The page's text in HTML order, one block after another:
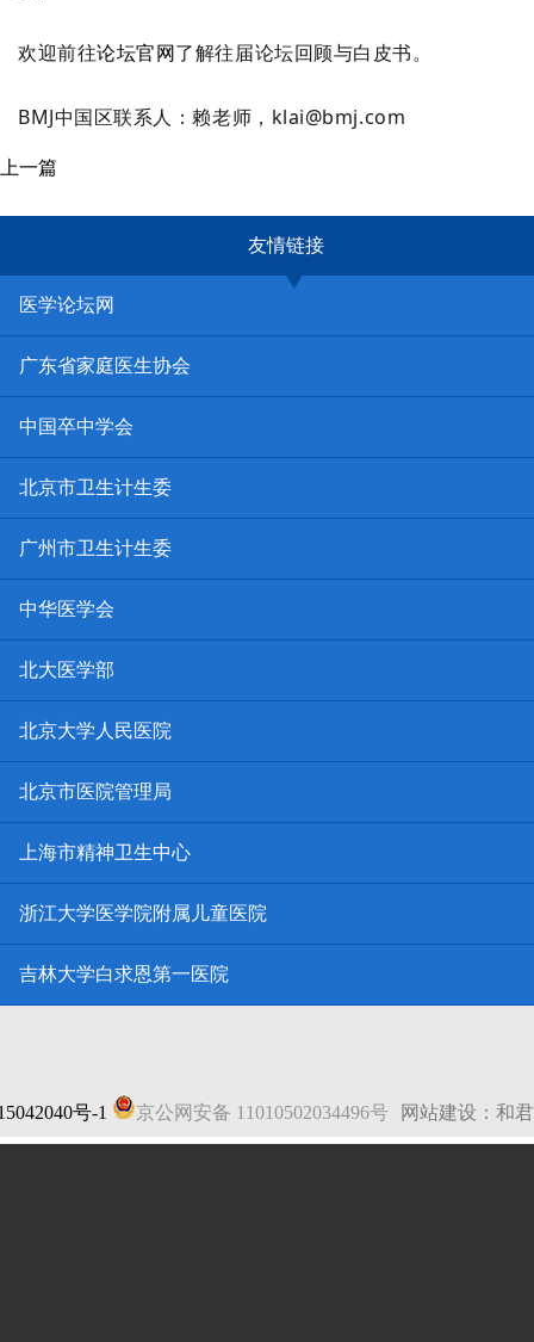
欢迎前往论坛官网了解往届论坛回顾与白皮书。
BMJ中国区联系人：赖老师，klai@bmj.com
上一篇
友情链接
医学论坛网
广东省家庭医生协会
中国卒中学会
北京市卫生计生委
广州市卫生计生委
中华医学会
北大医学部
北京大学人民医院
北京市医院管理局
上海市精神卫生中心
浙江大学医学院附属儿童医院
吉林大学白求恩第一医院
号-1 京公网安备 11010502034496号 网站建设：和